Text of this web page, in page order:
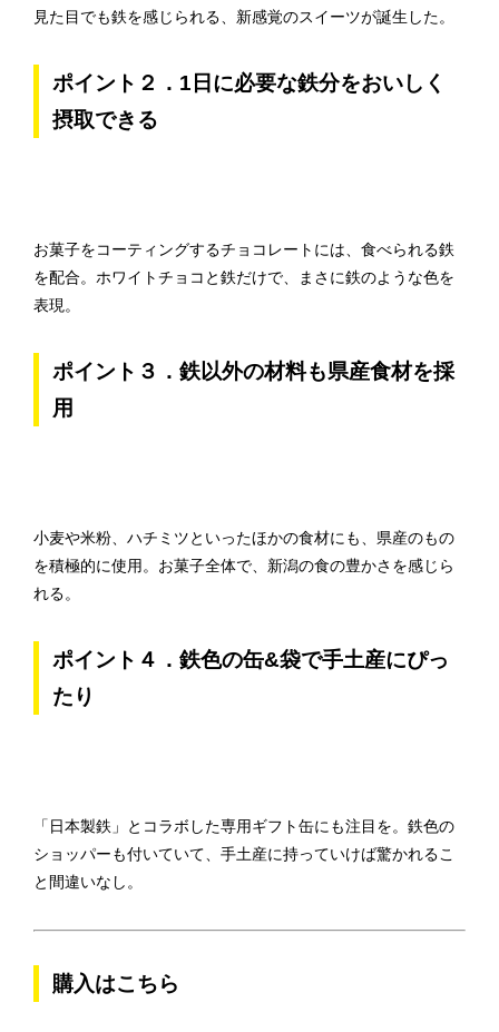
見た目でも鉄を感じられる、新感覚のスイーツが誕生した。
ポイント２．1日に必要な鉄分をおいしく
摂取できる
お菓子をコーティングするチョコレートには、食べられる鉄
を配合。ホワイトチョコと鉄だけで、まさに鉄のような色を
表現。
ポイント３．鉄以外の材料も県産食材を採
用
小麦や米粉、ハチミツといったほかの食材にも、県産のもの
を積極的に使用。お菓子全体で、新潟の食の豊かさを感じら
れる。
ポイント４．鉄色の缶&袋で手土産にぴっ
たり
「日本製鉄」とコラボした専用ギフト缶にも注目を。鉄色の
ショッパーも付いていて、手土産に持っていけば驚かれるこ
と間違いなし。
購入はこちら